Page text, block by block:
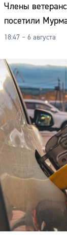
Члены
посетили
18:47 – 6 августа